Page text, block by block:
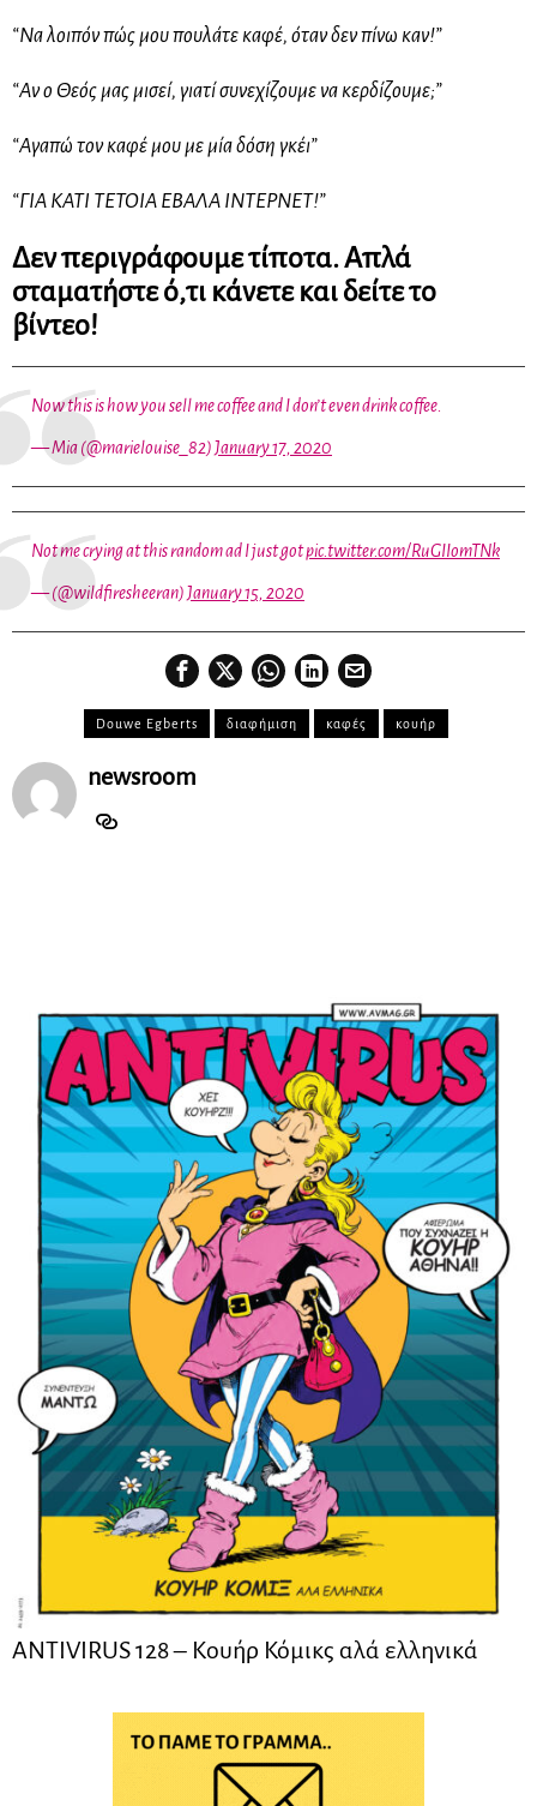
“Να λοιπόν πώς μου πουλάτε καφέ, όταν δεν πίνω καν!”
“Αν ο Θεός μας μισεί, γιατί συνεχίζουμε να κερδίζουμε;”
“Αγαπώ τον καφέ μου με μία δόση γκέι”
“ΓΙΑ ΚΑΤΙ ΤΕΤΟΙΑ ΕΒΑΛΑ ΙΝΤΕΡΝΕΤ!”
Δεν περιγράφουμε τίποτα. Απλά
σταματήστε ό,τι κάνετε και δείτε το
βίντεο!
Now this is how you sell me coffee and I don’t even drink coffee.
— Mia (@marielouise_82)January 17, 2020
Not me crying at this random ad I just gotpic.twitter.com/RuGIIomTNk
— (@wildfiresheeran)January 15, 2020
Douwe Egberts διαφήμιση καφές κουήρ
newsroom
ANTIVIRUS 128 – Kουήρ Κόμικς αλά ελληνικά